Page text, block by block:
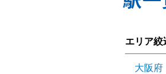
エリア絞
大阪府